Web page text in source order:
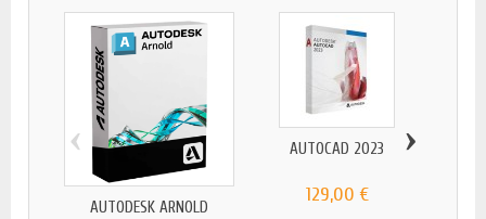
AUTODESK ARNOLD
AUTOCAD 2023
129,00 €
‹ ›